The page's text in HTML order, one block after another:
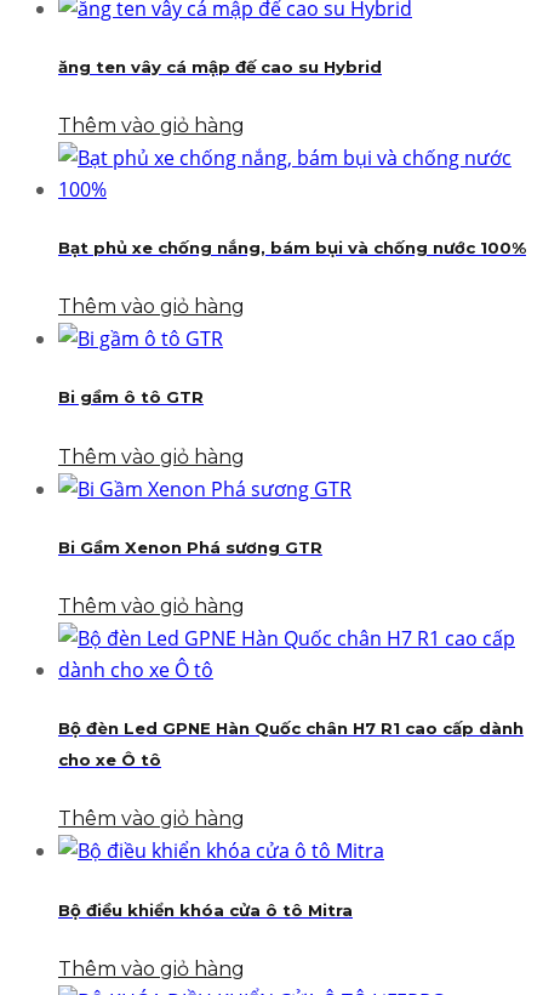
ăng ten vây cá mập đế cao su Hybrid
Thêm vào giỏ hàng
Bạt phủ xe chống nắng, bám bụi và chống nước 100%
Thêm vào giỏ hàng
Bi gầm ô tô GTR
Thêm vào giỏ hàng
Bi Gầm Xenon Phá sương GTR
Thêm vào giỏ hàng
Bộ đèn Led GPNE Hàn Quốc chân H7 R1 cao cấp dành
cho xe Ô tô
Thêm vào giỏ hàng
Bộ điều khiển khóa cửa ô tô Mitra
Thêm vào giỏ hàng